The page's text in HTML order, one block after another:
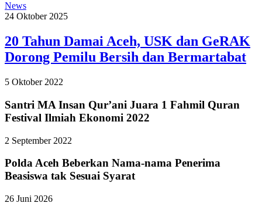
News
24 Oktober 2025
20 Tahun Damai Aceh, USK dan GeRAK
Dorong Pemilu Bersih dan Bermartabat
5 Oktober 2022
Santri MA Insan Qur’ani Juara 1 Fahmil Quran
Festival Ilmiah Ekonomi 2022
2 September 2022
Polda Aceh Beberkan Nama-nama Penerima
Beasiswa tak Sesuai Syarat
26 Juni 2026